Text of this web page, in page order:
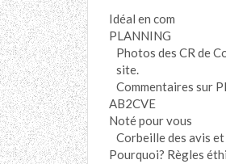
Idéal en com
PLANNING
Photos des CR de
site.
Commentaires sur
AB2CVE
Noté pour vous
Corbeille des avis
Pourquoi? Règles